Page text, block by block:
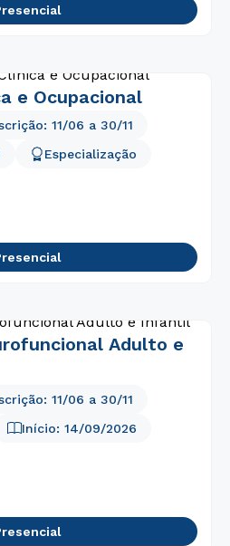
e Ocupacional
Especialização
11/06 a 30/11
Adulto e
Início: 14/09/2026
11/06 a 30/11